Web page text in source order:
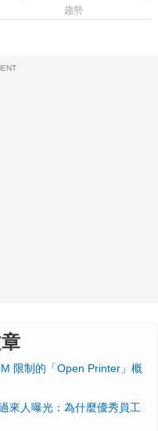
測一次看
趨勢
限制的「Open Printer」概
來人曝光：為什麼優秀員工